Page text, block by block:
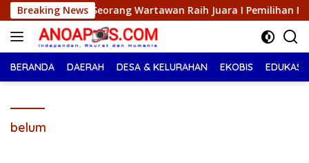
Langsung
ke
konten
Breaking News
Seorang Wartawan ‎Raih Juara I Pemilihan Nona Indonesia
BERANDA DAERAH DESA & KELURAHAN EKOBIS EDUKASI
belum